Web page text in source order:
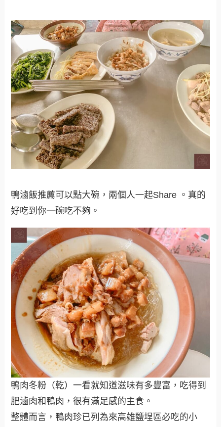
鴨滷飯推薦可以點大碗，兩個人一起Share 。真的
好吃到你一碗吃不夠。
鴨肉冬粉（乾）一看就知道滋味有多豐富，吃得到
肥滷肉和鴨肉，很有滿足感的主食。
整體而言，鴨肉珍已列為來高雄鹽埕區必吃的小